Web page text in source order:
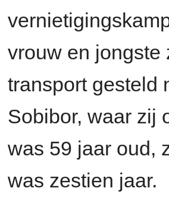
vrouw en jongste
transport gesteld
Sobibor, waar zij
was 59 jaar oud,
was zestien jaar.